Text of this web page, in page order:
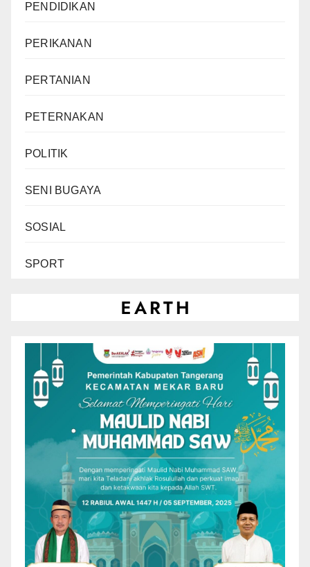
PENDIDIKAN
PERIKANAN
PERTANIAN
PETERNAKAN
POLITIK
SENI BUGAYA
SOSIAL
SPORT